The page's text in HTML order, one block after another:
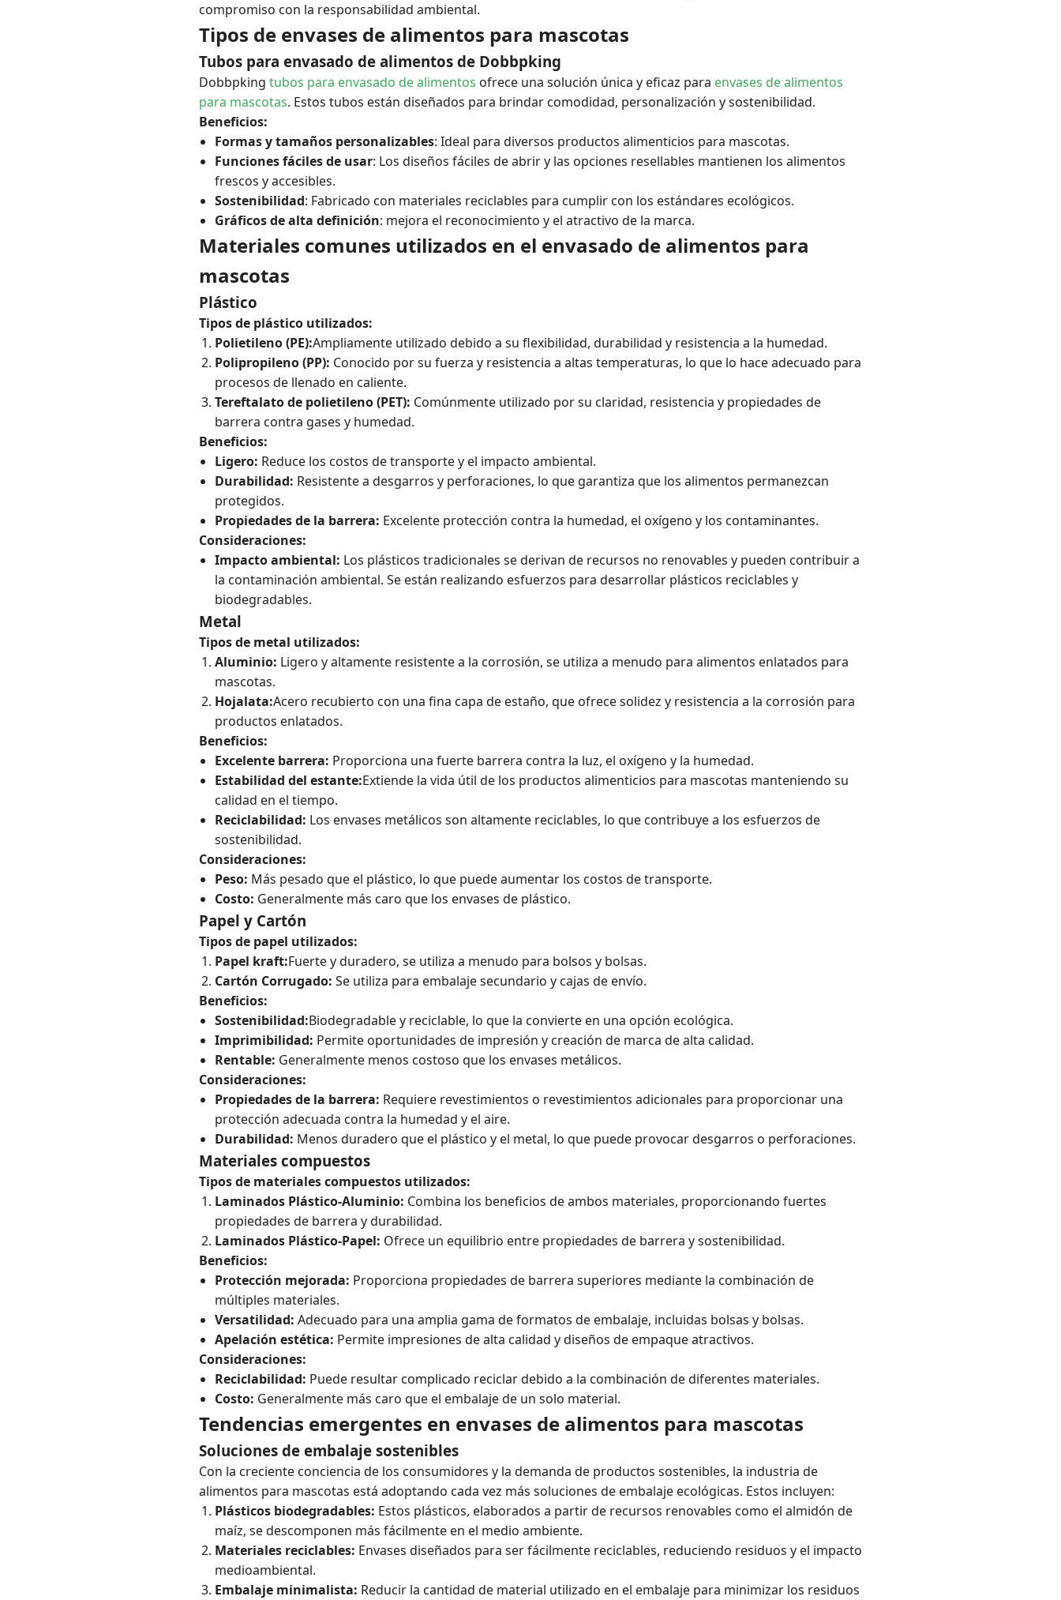
compromiso con la responsabilidad ambiental.
Tipos de envases de alimentos para mascotas
Tubos para envasado de alimentos de Dobbpking
Dobbpking tubos para envasado de alimentos ofrece una solución única y eficaz para envases de alimentos
para mascotas. Estos tubos están diseñados para brindar comodidad, personalización y sostenibilidad.
Beneficios:
Formas y tamaños personalizables: Ideal para diversos productos alimenticios para mascotas.
Funciones fáciles de usar: Los diseños fáciles de abrir y las opciones resellables mantienen los alimentos
frescos y accesibles.
Sostenibilidad: Fabricado con materiales reciclables para cumplir con los estándares ecológicos.
Gráficos de alta definición: mejora el reconocimiento y el atractivo de la marca.
Materiales comunes utilizados en el envasado de alimentos para
mascotas
Plástico
Tipos de plástico utilizados:
Polietileno (PE):Ampliamente utilizado debido a su flexibilidad, durabilidad y resistencia a la humedad.
Polipropileno (PP): Conocido por su fuerza y ​​resistencia a altas temperaturas, lo que lo hace adecuado para
procesos de llenado en caliente.
Tereftalato de polietileno (PET): Comúnmente utilizado por su claridad, resistencia y propiedades de
barrera contra gases y humedad.
Beneficios:
Ligero: Reduce los costos de transporte y el impacto ambiental.
Durabilidad: Resistente a desgarros y perforaciones, lo que garantiza que los alimentos permanezcan
protegidos.
Propiedades de la barrera: Excelente protección contra la humedad, el oxígeno y los contaminantes.
Consideraciones:
Impacto ambiental: Los plásticos tradicionales se derivan de recursos no renovables y pueden contribuir a
la contaminación ambiental. Se están realizando esfuerzos para desarrollar plásticos reciclables y
biodegradables.
Metal
Tipos de metal utilizados:
Aluminio: Ligero y altamente resistente a la corrosión, se utiliza a menudo para alimentos enlatados para
mascotas.
Hojalata:Acero recubierto con una fina capa de estaño, que ofrece solidez y resistencia a la corrosión para
productos enlatados.
Beneficios:
Excelente barrera: Proporciona una fuerte barrera contra la luz, el oxígeno y la humedad.
Estabilidad del estante:Extiende la vida útil de los productos alimenticios para mascotas manteniendo su
calidad en el tiempo.
Reciclabilidad: Los envases metálicos son altamente reciclables, lo que contribuye a los esfuerzos de
sostenibilidad.
Consideraciones:
Peso: Más pesado que el plástico, lo que puede aumentar los costos de transporte.
Costo: Generalmente más caro que los envases de plástico.
Papel y Cartón
Tipos de papel utilizados:
Papel kraft:Fuerte y duradero, se utiliza a menudo para bolsos y bolsas.
Cartón Corrugado: Se utiliza para embalaje secundario y cajas de envío.
Beneficios:
Sostenibilidad:Biodegradable y reciclable, lo que la convierte en una opción ecológica.
Imprimibilidad: Permite oportunidades de impresión y creación de marca de alta calidad.
Rentable: Generalmente menos costoso que los envases metálicos.
Consideraciones:
Propiedades de la barrera: Requiere revestimientos o revestimientos adicionales para proporcionar una
protección adecuada contra la humedad y el aire.
Durabilidad: Menos duradero que el plástico y el metal, lo que puede provocar desgarros o perforaciones.
Materiales compuestos
Tipos de materiales compuestos utilizados:
Laminados Plástico-Aluminio: Combina los beneficios de ambos materiales, proporcionando fuertes
propiedades de barrera y durabilidad.
Laminados Plástico-Papel: Ofrece un equilibrio entre propiedades de barrera y sostenibilidad.
Beneficios:
Protección mejorada: Proporciona propiedades de barrera superiores mediante la combinación de
múltiples materiales.
Versatilidad: Adecuado para una amplia gama de formatos de embalaje, incluidas bolsas y bolsas.
Apelación estética: Permite impresiones de alta calidad y diseños de empaque atractivos.
Consideraciones:
Reciclabilidad: Puede resultar complicado reciclar debido a la combinación de diferentes materiales.
Costo: Generalmente más caro que el embalaje de un solo material.
Tendencias emergentes en envases de alimentos para mascotas
Soluciones de embalaje sostenibles
Con la creciente conciencia de los consumidores y la demanda de productos sostenibles, la industria de
alimentos para mascotas está adoptando cada vez más soluciones de embalaje ecológicas. Estos incluyen:
Plásticos biodegradables: Estos plásticos, elaborados a partir de recursos renovables como el almidón de
maíz, se descomponen más fácilmente en el medio ambiente.
Materiales reciclables: Envases diseñados para ser fácilmente reciclables, reduciendo residuos y el impacto
medioambiental.
Embalaje minimalista: Reducir la cantidad de material utilizado en el embalaje para minimizar los residuos